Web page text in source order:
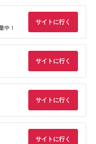
中！
サイトに行く
サイトに行く
サイトに行く
サイトに行く